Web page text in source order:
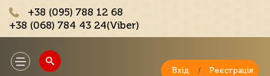
+38 (095) 788 12 68
+38 (068) 784 43 24(Viber)
Toggle
navigation
Вхід / Реєстрація